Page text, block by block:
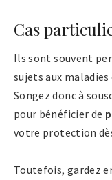
Cas
Ils sont souvent
sujets aux
Songez donc à
pour bénéficier de
votre protection
Toutefois, gardez